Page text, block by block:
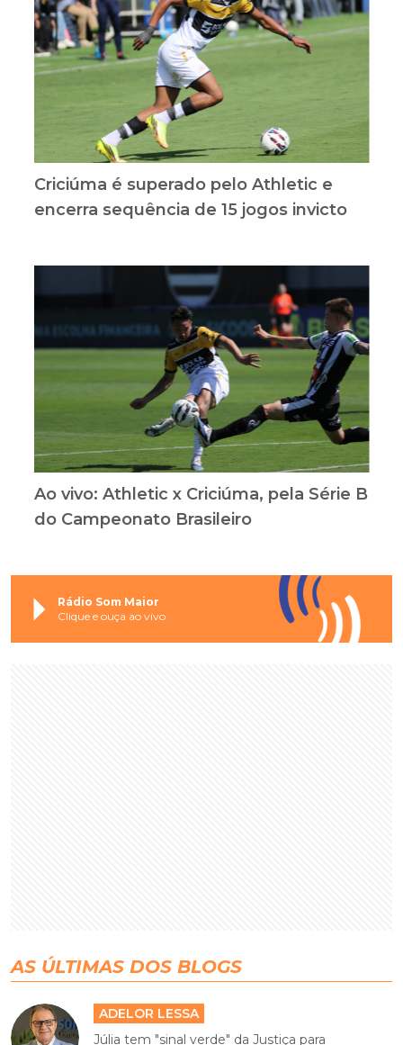
Criciúma é superado pelo Athletic e
encerra sequência de 15 jogos invicto
Ao vivo: Athletic x Criciúma, pela Série B
do Campeonato Brasileiro
Rádio Som Maior
Clique e ouça ao vivo
AS ÚLTIMAS DOS BLOGS
ADELOR LESSA
Júlia tem "sinal verde" da Justiça para